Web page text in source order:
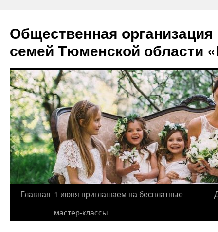
содержимому
Общественная
семей Тюменской области
Главная 1 июня приглашаем на бесплатные
мастер-классы